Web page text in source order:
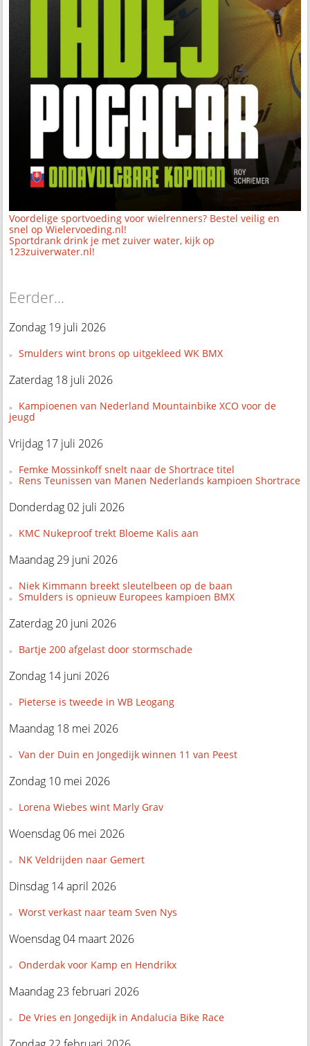
Voordelige sportvoeding voor wielrenners? Bestel veilig en
snel op Wielervoeding.nl!
Sportdrank drink je met zuiver water, kijk op
123zuiverwater.nl!
Eerder...
Zondag 19 juli 2026
Smulders wint brons op uitgekleed WK BMX
Zaterdag 18 juli 2026
Kampioenen van Nederland Mountainbike XCO voor de
jeugd
Vrijdag 17 juli 2026
Femke Mossinkoff snelt naar de Shortrace titel
Rens Teunissen van Manen Nederlands kampioen Shortrace
Donderdag 02 juli 2026
KMC Nukeproof trekt Bloeme Kalis aan
Maandag 29 juni 2026
Niek Kimmann breekt sleutelbeen op de baan
Smulders is opnieuw Europees kampioen BMX
Zaterdag 20 juni 2026
Bartje 200 afgelast door stormschade
Zondag 14 juni 2026
Pieterse is tweede in WB Leogang
Maandag 18 mei 2026
Van der Duin en Jongedijk winnen 11 van Peest
Zondag 10 mei 2026
Lorena Wiebes wint Marly Grav
Woensdag 06 mei 2026
NK Veldrijden naar Gemert
Dinsdag 14 april 2026
Worst verkast naar team Sven Nys
Woensdag 04 maart 2026
Onderdak voor Kamp en Hendrikx
Maandag 23 februari 2026
De Vries en Jongedijk in Andalucia Bike Race